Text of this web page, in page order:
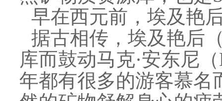
早在西元前，埃及艳
据古相传，埃及艳后
库而鼓动马克·安东尼
年都有很多的游客慕名